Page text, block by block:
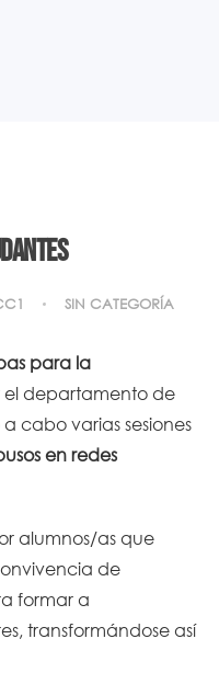
SIN CATEGORÍA
para la
el departamento de
cabo varias sesiones
en redes
alumnos/as que
de
formar a
transformándose así